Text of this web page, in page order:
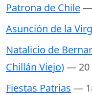
Patrona de Chile—
Asunción de la
Natalicio de
Chillán Viejo)— 20
Fiestas Patrias —